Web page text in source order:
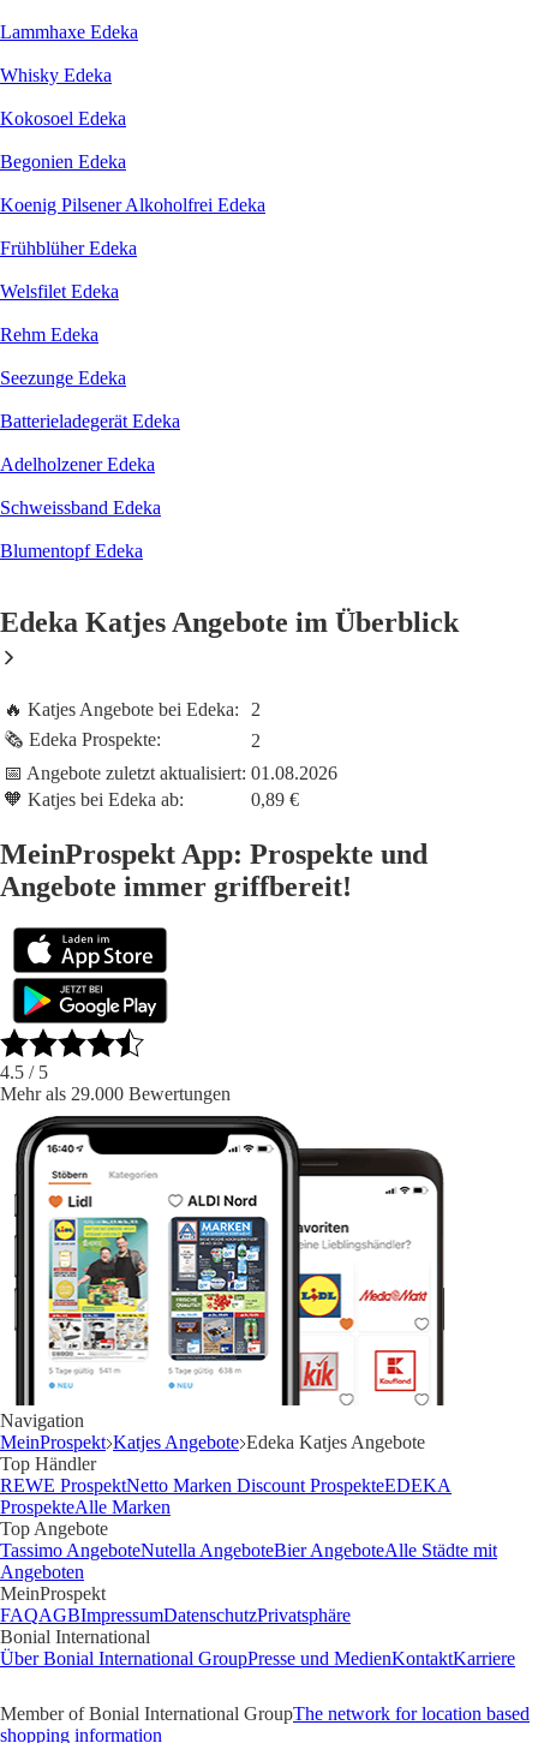
Lammhaxe Edeka
Whisky Edeka
Kokosoel Edeka
Begonien Edeka
Koenig Pilsener Alkoholfrei Edeka
Frühblüher Edeka
Welsfilet Edeka
Rehm Edeka
Seezunge Edeka
Batterieladegerät Edeka
Adelholzener Edeka
Schweissband Edeka
Blumentopf Edeka
Edeka Katjes Angebote im Überblick
🔥 Katjes Angebote bei Edeka:
2
🗞️ Edeka Prospekte:
2
📅 Angebote zuletzt aktualisiert: 01.08.2026
🧡 Katjes bei Edeka ab:
0,89 €
MeinProspekt App: Prospekte und
Angebote immer griffbereit!
4.5 / 5
Mehr als 29.000 Bewertungen
Navigation
MeinProspekt Katjes Angebote Edeka Katjes Angebote
Top Händler
REWE ProspektNetto Marken Discount ProspekteEDEKA
ProspekteAlle Marken
Top Angebote
Tassimo AngeboteNutella AngeboteBier AngeboteAlle Städte mit
Angeboten
MeinProspekt
FAQAGBImpressumDatenschutzPrivatsphäre
Bonial International
Über Bonial International GroupPresse und MedienKontaktKarriere
Member of Bonial International GroupThe network for location based
shopping information